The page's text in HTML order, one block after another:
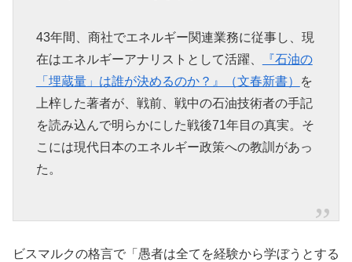
43年間、商社でエネルギー関連業務に従事し、現
在はエネルギーアナリストとして活躍、
『石油の
「埋蔵量」は誰が決めるのか？』（文春新書）
を
上梓した著者が、戦前、戦中の石油技術者の手記
を読み込んで明らかにした戦後71年目の真実。そ
こには現代日本のエネルギー政策への教訓があっ
た。
ビスマルクの格言で「愚者は全てを経験から学ぼうとする